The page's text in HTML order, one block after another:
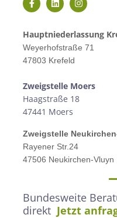
Hauptniederlassung
Weyerhofstraße 71
47803 Krefeld
Zweigstelle Moers
Haagstraße 18
47441 Moers
Zweigstelle
Rayener Str.24
47506 Neukirchen-Vluyn
Bundesweite
direkt Jetzt